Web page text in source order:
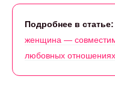
Подробнее в статье:
женщина —
любовных